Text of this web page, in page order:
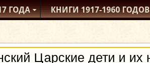
ГОДА КНИГИ1917-1960ГОДОВ